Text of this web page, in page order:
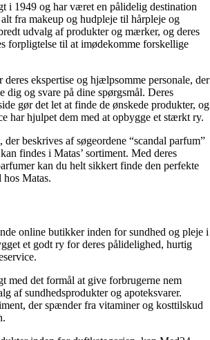
i 1949 og har været en pålidelig destination
fra makeup og hudpleje til hårpleje og
udvalg af produkter og mærker, og deres
forpligtelse til at imødekomme forskellige
deres ekspertise og hjælpsomme personale, der
dig og svare på dine spørgsmål. Deres
gør det let at finde de ønskede produkter, og
har hjulpet dem med at opbygge et stærkt ry.
beskrives af søgeordene “scandal parfum”
findes i Matas’ sortiment. Med deres
kan du helt sikkert finde den perfekte
Matas.
online butikker inden for sundhed og pleje i
et godt ry for deres pålidelighed, hurtig
med det formål at give forbrugerne nem
af sundhedsprodukter og apoteksvarer.
der spænder fra vitaminer og kosttilskud